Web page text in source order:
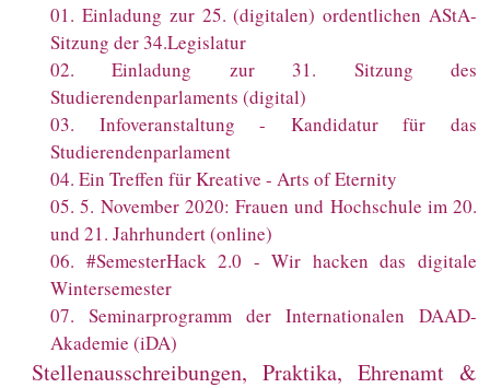
01. Einladung zur 25. (digitalen) ordentlichen AStA-
Sitzung der 34.Legislatur
02.Einladung zur 31. Sitzung des
Studierendenparlaments (digital)
03. Infoveranstaltung - Kandidatur für das
Studierendenparlament
04. Ein Treffen für Kreative - Arts of Eternity
05.5. November 2020: Frauen und Hochschule im 20.
und 21. Jahrhundert (online)
06. #SemesterHack 2.0 - Wir hacken das digitale
Wintersemester
07. Seminarprogramm der Internationalen DAAD-
Akademie (iDA)
Stellenausschreibungen, Praktika, Ehrenamt &